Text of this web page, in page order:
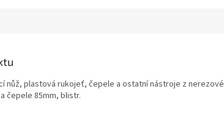
nůž, plastová rukojeť, čepele a ostatní nástroje z nerezové
čepele 85mm, blistr.